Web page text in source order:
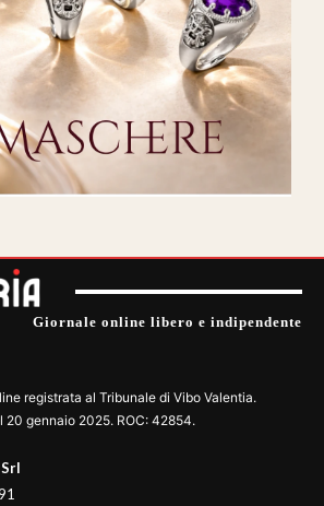
Giornale online libero e indipendente
registrata al Tribunale di Vibo Valentia.
20 gennaio 2025. ROC: 42854.